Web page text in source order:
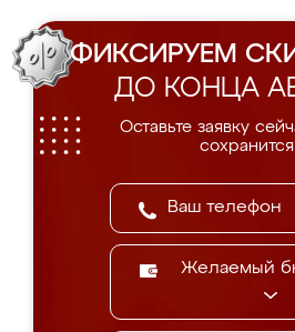
ФИКСИРУЕМ
ДО КОНЦА
Оставьте заявку
Желаемый